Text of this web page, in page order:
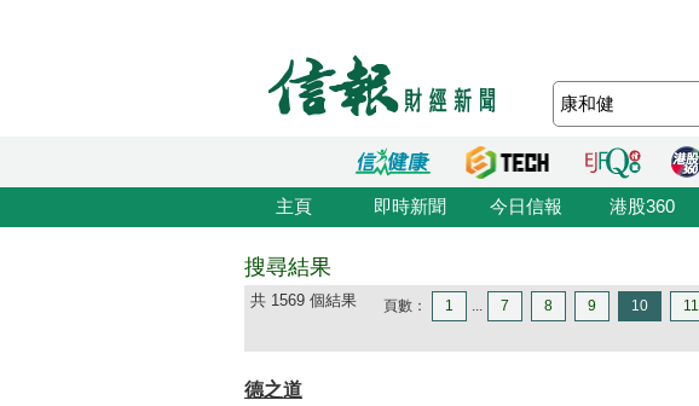
主頁 即時新聞 今日信報 港股360
搜尋結果
共 1569 個結果 頁數： 1 ... 7 8 9 10 11
德之道